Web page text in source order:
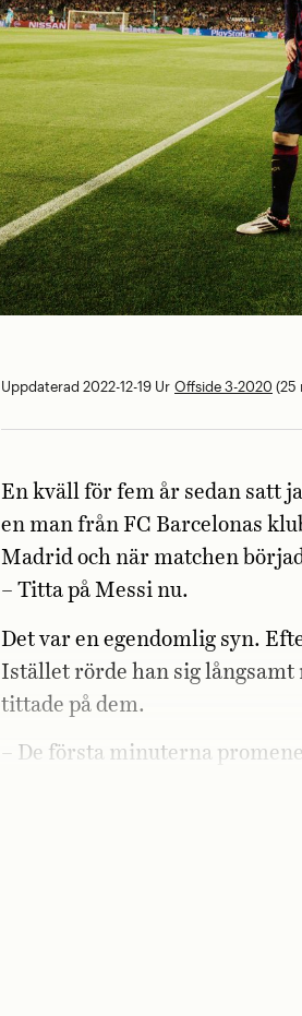
Uppdaterad 2022-12-19 Ur Offside 3-2020 (25
En kväll för fem år sedan satt
en man från FC Barcelonas
Madrid och när matchen
– Titta på Messi nu.
Det var en egendomlig syn.
Istället rörde han sig
tittade på dem.
– De första minuterna